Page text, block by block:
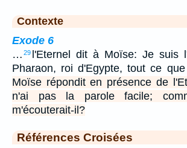
Contexte
Exode 6
… 29 l'Eternel dit à Moïse: Je suis
Pharaon, roi d'Egypte, tout ce
Moïse répondit en présence de
n'ai pas la parole facile;
m'écouterait-il?
Références Croisées